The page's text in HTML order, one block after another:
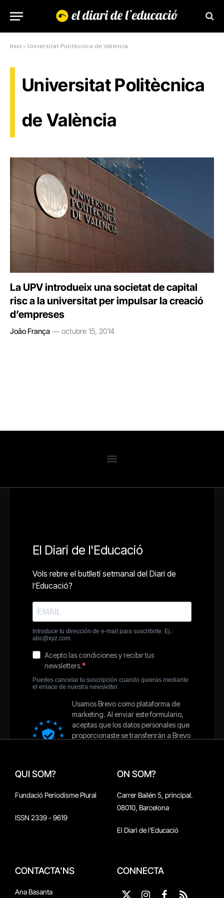
Inici » Universitat Politècnica de València
Universitat Politècnica
de València
La UPV introdueix una societat de capital
risc a la universitat per impulsar la creació
d’empreses
João França octubre 15, 2014
QUI SOM?
Fundació Periodisme Plural
ISSN 2339 - 9619
ON SOM?
Carrer Bailén 5, principal.
08010, Barcelona
El Diari de l'Educació
CONTACTA'NS
Ana Basanta
CONNECTA